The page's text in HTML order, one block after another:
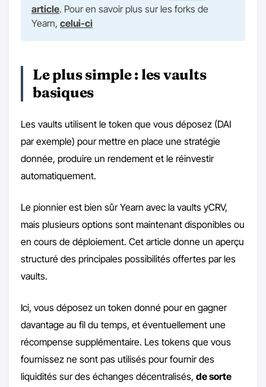
article. Pour en savoir plus sur les forks de
Yearn, celui-ci
Le plus simple : les vaults
basiques
Les vaults utilisent le token que vous déposez (DAI
par exemple) pour mettre en place une stratégie
donnée, produire un rendement et le réinvestir
automatiquement.
Le pionnier est bien sûr Yearn avec la vaults yCRV,
mais plusieurs options sont maintenant disponibles ou
en cours de déploiement. Cet article donne un aperçu
structuré des principales possibilités offertes par les
vaults.
Ici, vous déposez un token donné pour en gagner
davantage au fil du temps, et éventuellement une
récompense supplémentaire. Les tokens que vous
fournissez ne sont pas utilisés pour fournir des
liquidités sur des échanges décentralisés, de sorte